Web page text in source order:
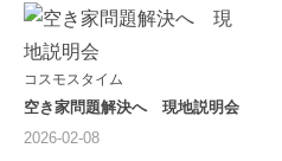
コスモスタイム
空き家問題解決へ 現地説明会
2026-02-08